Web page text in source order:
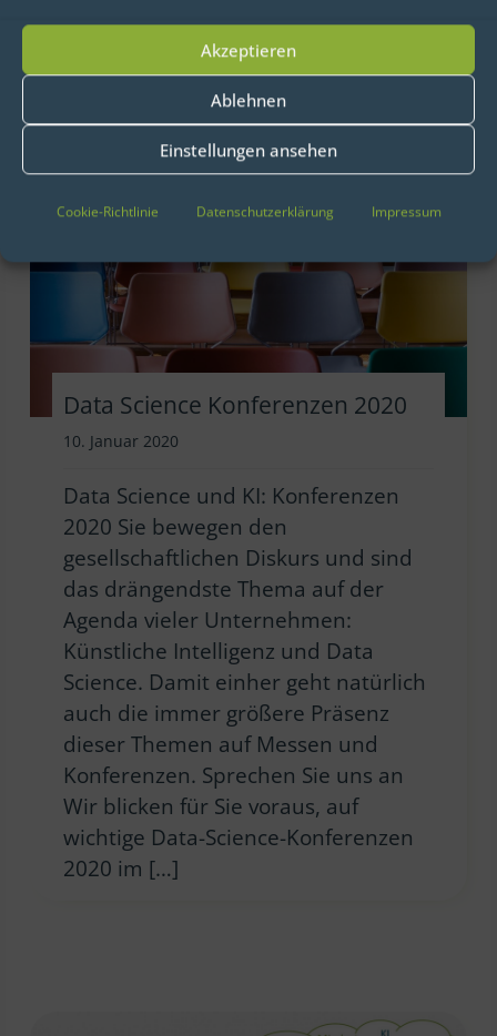
Akzeptieren
Ablehnen
Einstellungen ansehen
Cookie-Richtlinie Datenschutzerklärung Impressum
Branche verbunden. Das Ergebnis?
Data Science Konferenzen 2020
10. Januar 2020
Data Science und KI: Konferenzen
2020 Sie bewegen den
gesellschaftlichen Diskurs und sind
das drängendste Thema auf der
Agenda vieler Unternehmen:
Künstliche Intelligenz und Data
Science. Damit einher geht natürlich
auch die immer größere Präsenz
dieser Themen auf Messen und
Konferenzen. Sprechen Sie uns an
Wir blicken für Sie voraus, auf
wichtige Data-Science-Konferenzen
2020 im […]